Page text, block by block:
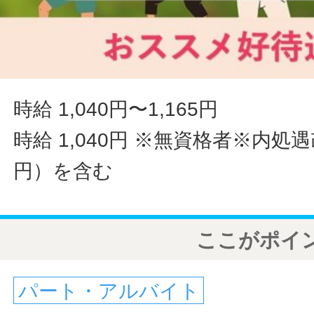
時給 1,040円〜1,165円
時給 1,040円 ※無資格者※内処遇
円）を含む
ここがポイ
パート・アルバイト